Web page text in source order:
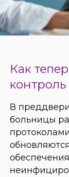
Как
В
больницы